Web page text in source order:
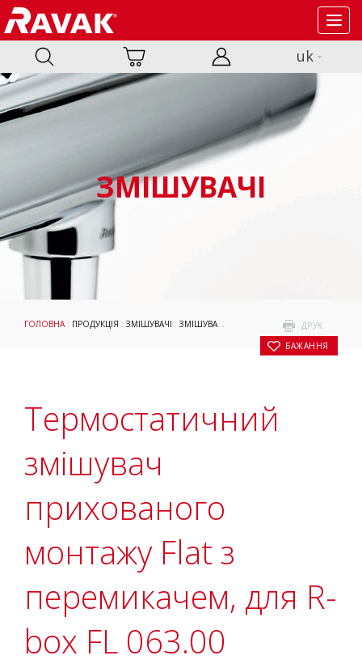
uk
ЗМІШУВАЧІ
ДРУК
БАЖАННЯ
ГОЛОВНА: ПРОДУКЦІЯ : ЗМІШУВАЧІ : ЗМІШУВАЧІ ЗМІШУВАЧІ
Термостатичний
змішувач
прихованого
монтажу Flat з
перемикачем, для R-
box FL 063.00